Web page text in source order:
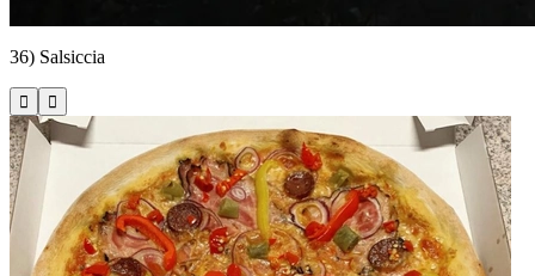
Kolínská 599/7, Nymburk
Pizza Zálabí
36) Salsiccia
 